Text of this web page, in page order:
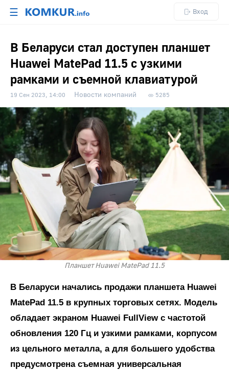
☰ Вход
В Беларуси стал доступен планшет
Huawei MatePad 11.5 с узкими
рамками и съемной клавиатурой
19 Сен 2023, 14:00 Новости компаний 5285
Планшет Huawei MatePad 11.5
В Беларуси начались продажи планшета Huawei
MatePad 11.5 в крупных торговых сетях. Модель
обладает экраном Huawei FullView с частотой
обновления 120 Гц и узкими рамками, корпусом
из цельного металла, а для большего удобства
предусмотрена съемная универсальная